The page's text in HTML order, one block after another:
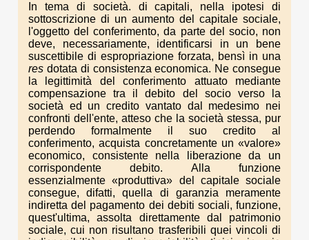
In tema di società. di capitali, nella ipotesi di
sottoscrizione di un aumento del capitale sociale,
l'oggetto del conferimento, da parte del socio, non
deve, necessariamente, identificarsi in un bene
suscettibile di espropriazione forzata, bensì in una
res dotata di consistenza economica. Ne consegue
la legittimità del conferimento attuato mediante
compensazione tra il debito del socio verso la
società ed un credito vantato dal medesimo nei
confronti dell'ente, atteso che la società stessa, pur
perdendo formalmente il suo credito al
conferimento, acquista concretamente un «valore»
economico, consistente nella liberazione da un
corrispondente debito. Alla funzione
essenzialmente «produttiva» del capitale sociale
consegue, difatti, quella di garanzia meramente
indiretta del pagamento dei debiti sociali, funzione,
quest'ultima, assolta direttamente dal patrimonio
sociale, cui non risultano trasferibili quei vincoli di